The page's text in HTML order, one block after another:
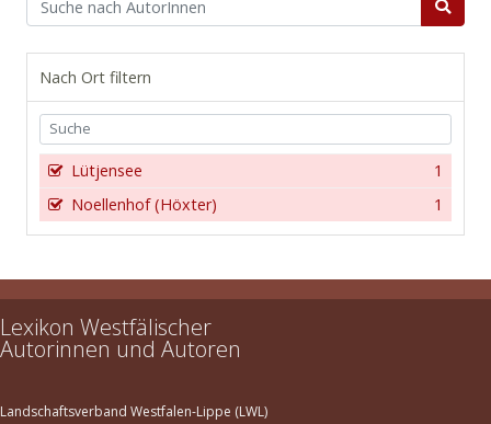
Nach Ort filtern
1
Lütjensee
1
Noellenhof (Höxter)
Lexikon Westfälischer
Autorinnen und Autoren
Landschaftsverband Westfalen-Lippe (LWL)